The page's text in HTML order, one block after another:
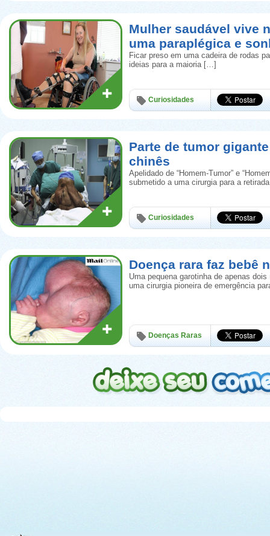
Mulher saudável vive
uma paraplégica e
Ficar preso em uma cadeira de rodas
ideias para a maioria […]
Curiosidades
Parte de tumor
chinês
Apelidado de “Homem-Tumor” e
submetido a uma cirurgia para a
Curiosidades
Doença rara faz bebê
Uma pequena garotinha de apenas
uma cirurgia pioneira de emergência
Doenças Raras